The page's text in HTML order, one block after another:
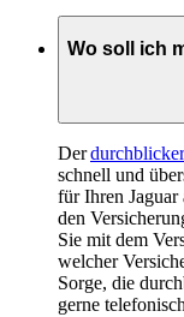
Wo soll ich
Der
schnell und
für Ihren Jaguar
den
Sie mit dem
welcher
Sorge, die
gerne